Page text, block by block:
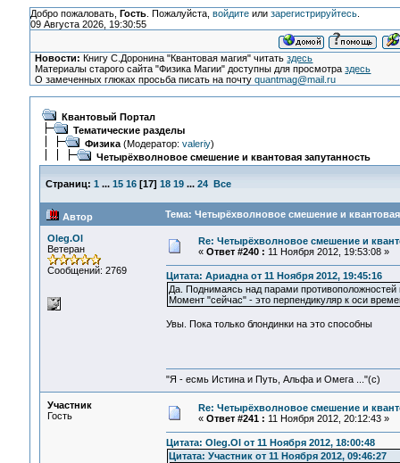
Добро пожаловать, Гость. Пожалуйста, войдитеили зарегистрируйтесь.
09 Августа 2026, 19:30:55
Новости: Книгу С.Доронина "Квантовая магия" читатьздесь
Материалы старого сайта "Физика Магии" доступны для просмотраздесь
О замеченных глюках просьба писать на почтуquantmag@mail.ru
Квантовый Портал
Тематические разделы
Физика(Модератор: valeriy)
Четырёхволновое смешение и квантовая запутанность
Страниц: 1 ... 15 16[17] 18 19 ... 24 Все
Автор Тема: Четырёхволновое смешение и
Oleg.Ol
Ветеран
Сообщений: 2769
Re: Четырёхволновое смешение и
« Ответ #240 : 11 Ноября 2012, 19:53:08 »
Цитата: Ариадна от 11 Ноября 2012, 19:45:16
Да. Поднимаясь над парами
Момент "сейчас" - это перпендикуляр к оси
Увы. Пока только блондинки на это способны
"Я - есмь Истина и Путь, Альфа и Омега ..."(с)
Участник
Гость
Re: Четырёхволновое смешение и
« Ответ #241 : 11 Ноября 2012, 20:12:43 »
Цитата: Oleg.Ol от 11 Ноября 2012, 18:00:48
Цитата: Участник от 11 Ноября 2012, 09:46:27